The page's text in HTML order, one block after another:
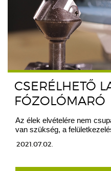
CSERÉLHETŐ
FÓZOLÓMARÓ
Az élek elvételére nem
van szükség, a
2021.07.02.